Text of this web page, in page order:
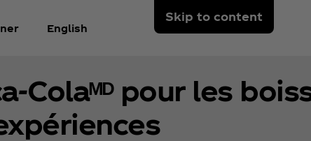
Skip to content
English
pour les